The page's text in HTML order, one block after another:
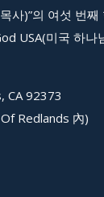
사)”의 여섯 번째
USA(미국 하나
CA 92373
Redlands 內)